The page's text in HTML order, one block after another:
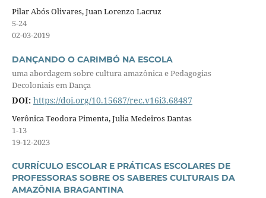
Pilar Abós Olivares, Juan Lorenzo Lacruz
5-24
02-03-2019
DANÇANDO O CARIMBÓ NA ESCOLA
uma abordagem sobre cultura amazônica e Pedagogias
Decoloniais em Dança
DOI: https://doi.org/10.15687/rec.v16i3.68487
Verônica Teodora Pimenta, Julia Medeiros Dantas
1-13
19-12-2023
CURRÍCULO ESCOLAR E PRÁTICAS ESCOLARES DE
PROFESSORAS SOBRE OS SABERES CULTURAIS DA
AMAZÔNIA BRAGANTINA